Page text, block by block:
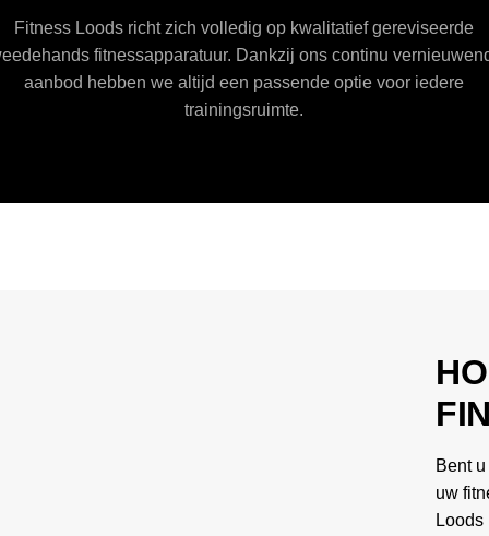
Fitness Loods richt zich volledig op kwalitatief gereviseerde
fitnessapparatuur. Dankzij ons continu
aanbod hebben we altijd een passende optie voor iedere
trainingsruimte.
Bent
uw